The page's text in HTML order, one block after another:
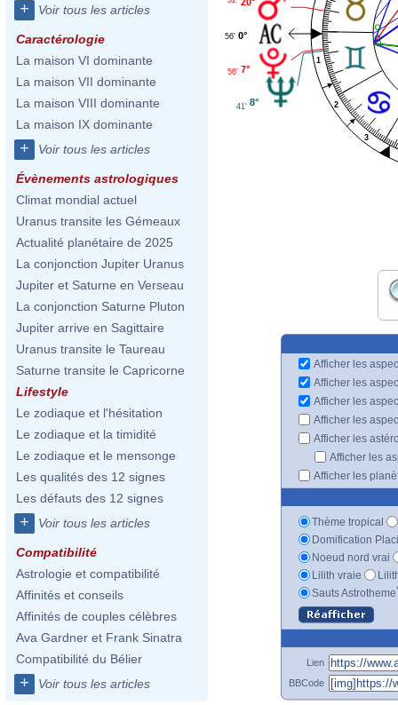
+ Voir tous les articles
Caractérologie
La maison VI dominante
La maison VII dominante
La maison VIII dominante
La maison IX dominante
+ Voir tous les articles
Évènements astrologiques
Climat mondial actuel
Uranus transite les Gémeaux
Actualité planétaire de 2025
La conjonction Jupiter Uranus
Jupiter et Saturne en Verseau
La conjonction Saturne Pluton
Jupiter arrive en Sagittaire
Uranus transite le Taureau
Saturne transite le Capricorne
Lifestyle
Le zodiaque et l'hésitation
Le zodiaque et la timidité
Le zodiaque et le mensonge
Les qualités des 12 signes
Les défauts des 12 signes
+ Voir tous les articles
Compatibilité
Astrologie et compatibilité
Affinités et conseils
Affinités de couples célèbres
Ava Gardner et Frank Sinatra
Compatibilité du Bélier
+ Voir tous les articles
1
2
3
0°
56'
7°
56'
8°
41'
Afficher les
Afficher les
Afficher les
Afficher les
Afficher les
Afficher les
Afficher les
Thème tropical
Domification
Noeud nord vrai
Lilith vraie
Sauts Astrotheme
Lien
BBCode